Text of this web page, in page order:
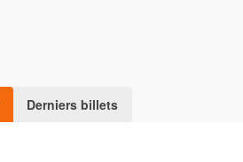
Derniers billets